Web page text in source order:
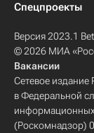
Спецпроекты
Версия 2023.1
© 2026 МИА
Вакансии
Сетевое издание
в Федеральной
(Роскомнадзор)